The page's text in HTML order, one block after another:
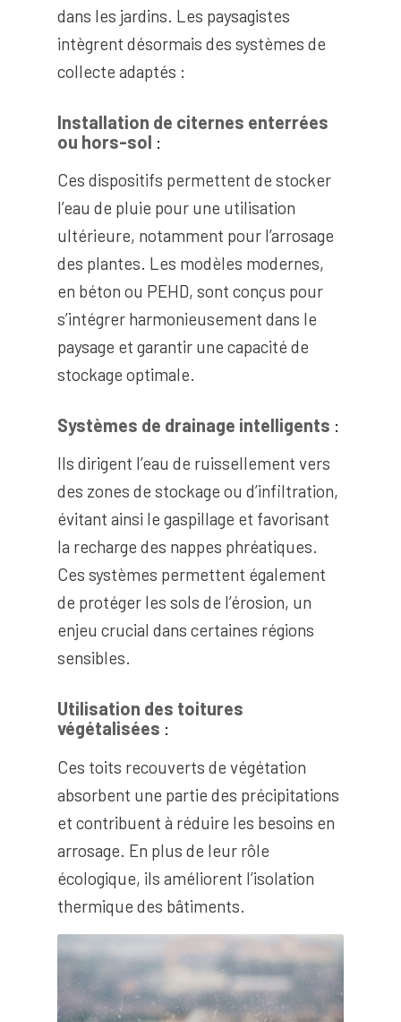
dans les jardins. Les paysagistes
intègrent désormais des systèmes de
collecte adaptés :
Installation de citernes enterrées
ou hors-sol :
Ces dispositifs permettent de stocker
l’eau de pluie pour une utilisation
ultérieure, notamment pour l’arrosage
des plantes. Les modèles modernes,
en béton ou PEHD, sont conçus pour
s’intégrer harmonieusement dans le
paysage et garantir une capacité de
stockage optimale.
Systèmes de drainage intelligents :
Ils dirigent l’eau de ruissellement vers
des zones de stockage ou d’infiltration,
évitant ainsi le gaspillage et favorisant
la recharge des nappes phréatiques.
Ces systèmes permettent également
de protéger les sols de l’érosion, un
enjeu crucial dans certaines régions
sensibles.
Utilisation des toitures
végétalisées :
Ces toits recouverts de végétation
absorbent une partie des précipitations
et contribuent à réduire les besoins en
arrosage. En plus de leur rôle
écologique, ils améliorent l’isolation
thermique des bâtiments.